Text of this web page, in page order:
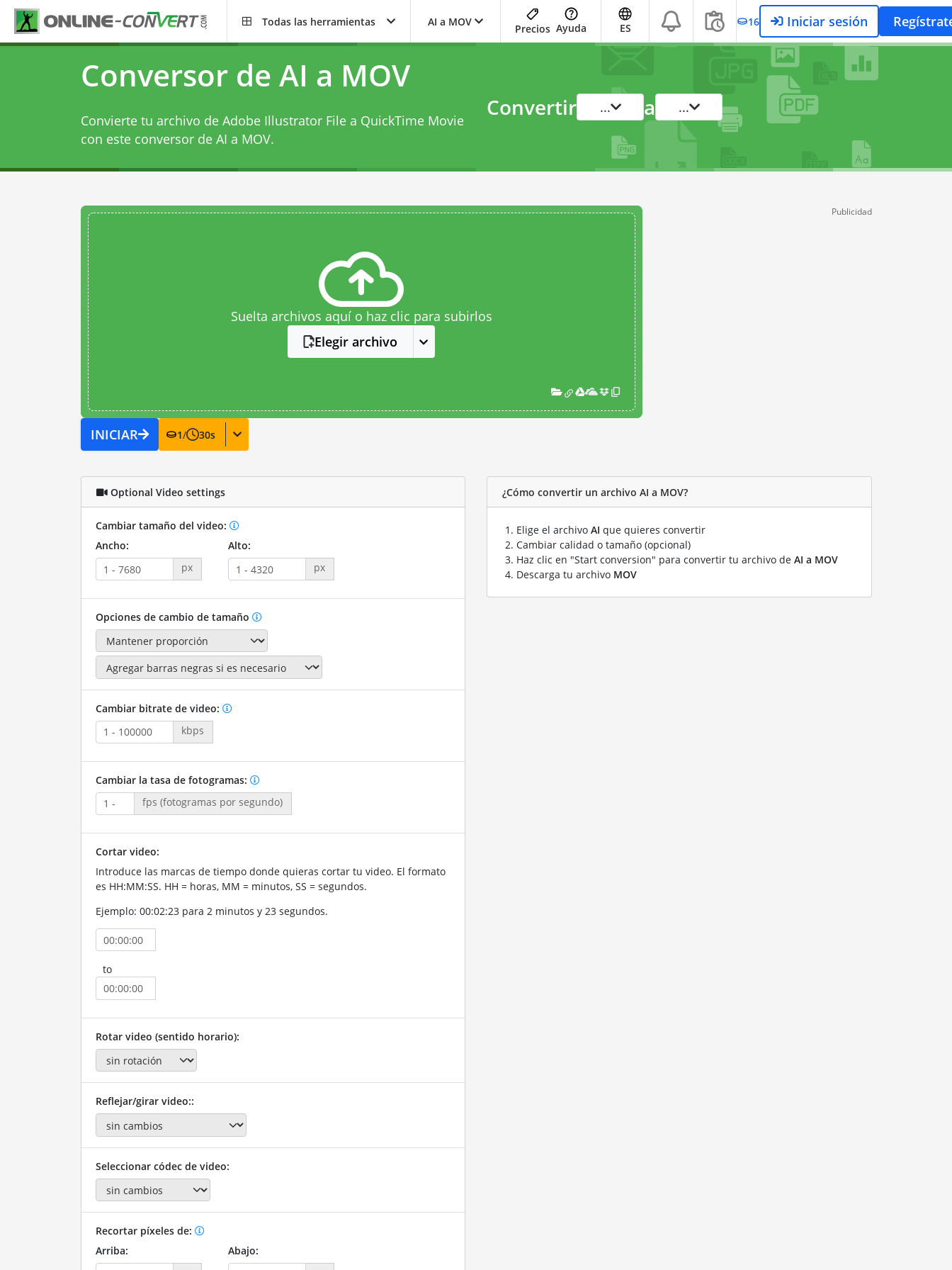
Todas las herramientas AI a MOV
Precios Ayuda ES 16 Iniciar sesión
Conversor de AI a MOV
Convierte tu archivo de Adobe Illustrator File a QuickTime Movie
con este conversor de AI a MOV.
Convertir ... a ...
Suelta archivos aquí o haz clic para subirlos
Elegir archivo
INICIAR 1/ 30s
Publicidad
Optional Video settings
Cambiar tamaño del video:
Ancho:
px
Alto:
px
Opciones de cambio de tamaño
Cambiar bitrate de video:
kbps
Cambiar la tasa de fotogramas:
fps (fotogramas por segundo)
Cortar video:
Introduce las marcas de tiempo donde quieras cortar tu video. El formato
es HH:MM:SS. HH = horas, MM = minutos, SS = segundos.
Ejemplo: 00:02:23 para 2 minutos y 23 segundos.
to
Rotar video (sentido horario):
Reflejar/girar video::
Seleccionar códec de video:
Recortar píxeles de:
Arriba:
Abajo:
¿Cómo convertir un archivo AI a MOV?
Elige el archivo AI que quieres convertir
Cambiar calidad o tamaño (opcional)
Haz clic en "Start conversion" para convertir tu archivo de AI a MOV
Descarga tu archivo MOV